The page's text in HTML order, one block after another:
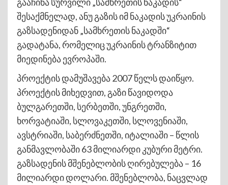
შესაქმნელად, ანუ გაზის იმ ნაკადის უკრაინის
გაზსადენიდან „სამხრეთის ნაკადში“
გადატანა, რომელიც უკრაინის ტრანზიტით
მიედინება ევროპაში.
პროექტის დამუშავება 2007 წელს დაიწყო.
პროექტის მიხედვით, გაზი წავიდოდა
ბულგარეთში, სერბეთში, უნგრეთში,
ხორვატიაში, სლოვაკეთში, სლოვენიაში,
ავსტრიაში, საბერძნეთში, იტალიაში – წლის
განმავლობაში 63 მილიარდი კუბური მეტრი.
გაზსადენის მშენებლობის ღირებულება – 16
მილიარდი დოლარი. მშენებლობა, ნაცვლად